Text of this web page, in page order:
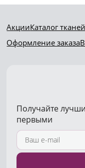
АкцииКаталог тканей
Оформление заказа
Получайте
первыми